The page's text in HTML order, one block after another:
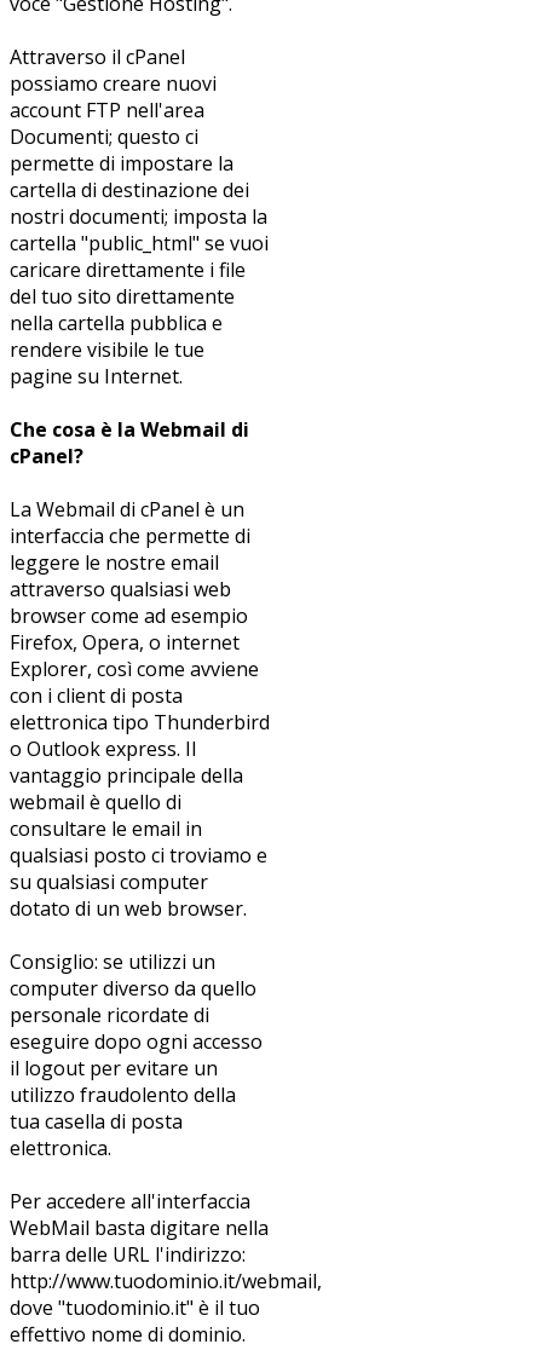
Attraverso il cPanel
possiamo creare nuovi
account FTP nell'area
Documenti; questo ci
permette di impostare la
cartella di destinazione dei
nostri documenti; imposta la
cartella "public_html" se vuoi
caricare direttamente i file
del tuo sito direttamente
nella cartella pubblica e
rendere visibile le tue
pagine su Internet.
Che cosa è la Webmail di
cPanel?
La Webmail di cPanel è un
interfaccia che permette di
leggere le nostre email
attraverso qualsiasi web
browser come ad esempio
Firefox, Opera, o internet
Explorer, così come avviene
con i client di posta
elettronica tipo Thunderbird
o Outlook express. Il
vantaggio principale della
webmail è quello di
consultare le email in
qualsiasi posto ci troviamo e
su qualsiasi computer
dotato di un web browser.
Consiglio: se utilizzi un
computer diverso da quello
personale ricordate di
eseguire dopo ogni accesso
il logout per evitare un
utilizzo fraudolento della
tua casella di posta
elettronica.
Per accedere all'interfaccia
WebMail basta digitare nella
barra delle URL l'indirizzo:
http://www.tuodominio.it/webmail,
dove "tuodominio.it" è il tuo
effettivo nome di dominio.